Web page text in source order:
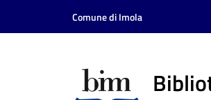
Vai al contenuto
Vai alla navigazione
Comune di Imola